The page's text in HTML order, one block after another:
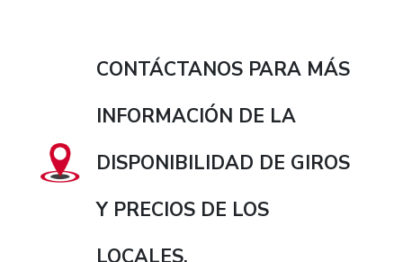
CONTÁCTANOS PARA MÁS
INFORMACIÓN DE LA
DISPONIBILIDAD DE GIROS
Y PRECIOS DE LOS
LOCALES.